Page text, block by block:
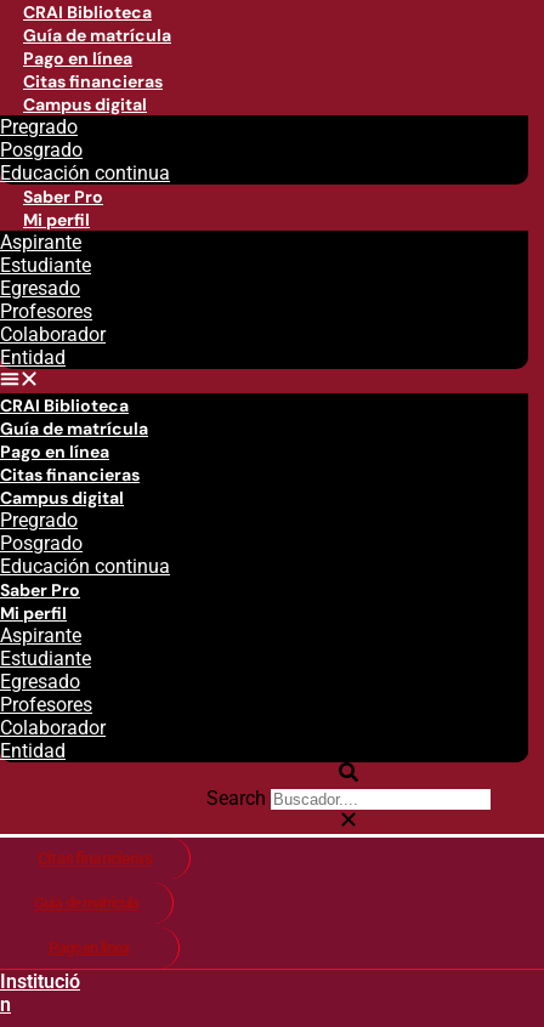
CRAI Biblioteca
Guía de matrícula
Pago en línea
Citas financieras
Campus digital
Pregrado
Posgrado
Educación continua
Saber Pro
Mi perfil
Aspirante
Estudiante
Egresado
Profesores
Colaborador
Entidad
CRAI Biblioteca
Guía de matrícula
Pago en línea
Citas financieras
Campus digital
Pregrado
Posgrado
Educación continua
Saber Pro
Mi perfil
Aspirante
Estudiante
Egresado
Profesores
Colaborador
Entidad
Search
Citas financieras
Guía de matricula
Pago en línea
Institució
n